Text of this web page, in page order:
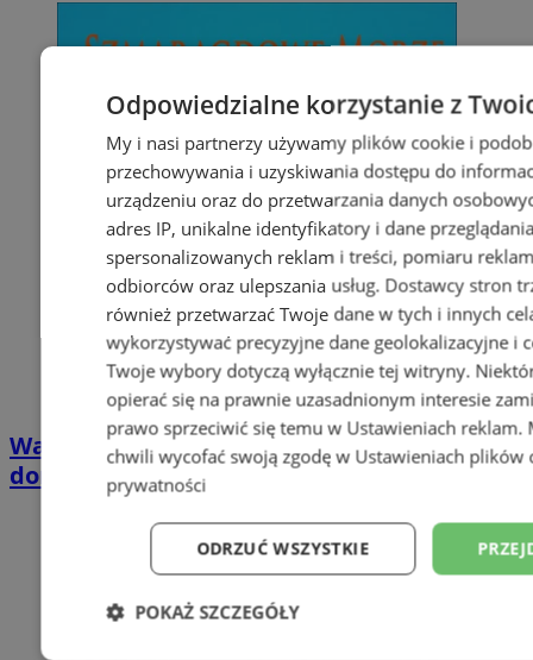
Wakacyjny wypoczynek nad Bałtykiem w
domkach Szmaragdowe Morze
Odpowiedzialne korzystanie z
My i nasi partnerzy używamy plików cookie i
przechowywania i uzyskiwania dostępu do
urządzeniu oraz do przetwarzania danych
adres IP, unikalne identyfikatory i dane
spersonalizowanych reklam i treści, pomiaru
odbiorców oraz ulepszania usług. Dostawcy stron
również przetwarzać Twoje dane w tych i innych
wykorzystywać precyzyjne dane geolokalizacyjne i
Twoje wybory dotyczą wyłącznie tej witryny.
opierać się na prawnie uzasadnionym interesie
prawo sprzeciwić się temu w Ustawieniach reklam.
chwili wycofać swoją zgodę w Ustawieniach plików
prywatności
ODRZUĆ WSZYSTKIE
POKAŻ SZCZEGÓŁY